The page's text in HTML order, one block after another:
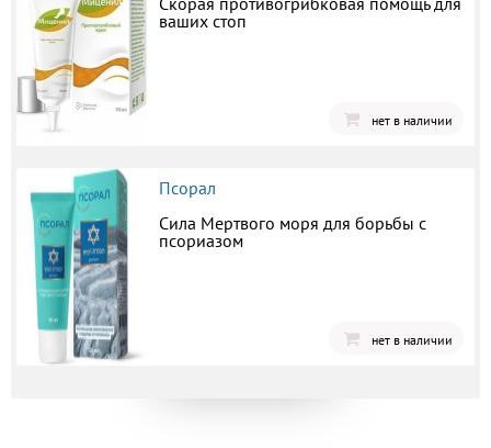
ваших стоп
нет в наличии
Псорал
Сила Мертвого моря для борьбы с
псориазом
нет в наличии